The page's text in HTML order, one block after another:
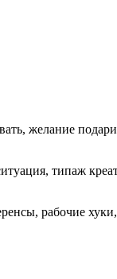
желание
типаж
рабочие